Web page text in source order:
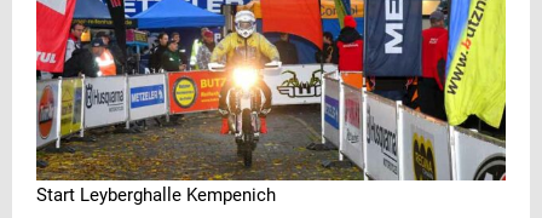
Start Leyberghalle Kempenich